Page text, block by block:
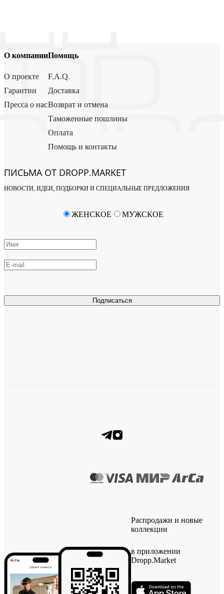
О компании
О проекте
Гарантии
Пресса о нас
Помощь
F.A.Q.
Доставка
Возврат и отмена
Таможенные пошлины
Оплата
Помощь и контакты
ПИСЬМА ОТ DROPP.MARKET
НОВОСТИ, ИДЕИ, ПОДБОРКИ И СПЕЦИАЛЬНЫЕ ПРЕДЛОЖЕНИЯ
Подписаться
ЖЕНСКОЕ МУЖСКОЕ
Распродажи и новые
коллекции
в приложении
Dropp.Market